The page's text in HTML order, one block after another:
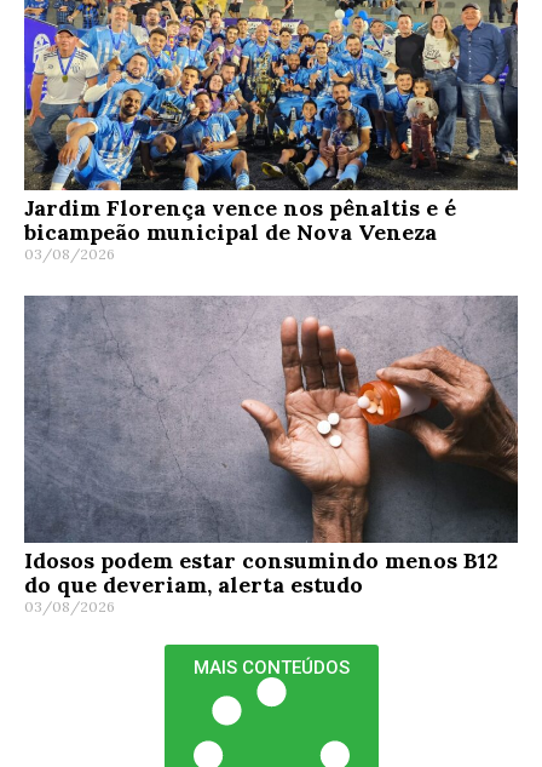
Jardim Florença vence nos pênaltis e é
bicampeão municipal de Nova Veneza
03/08/2026
Idosos podem estar consumindo menos B12
do que deveriam, alerta estudo
03/08/2026
MAIS CONTEÚDOS